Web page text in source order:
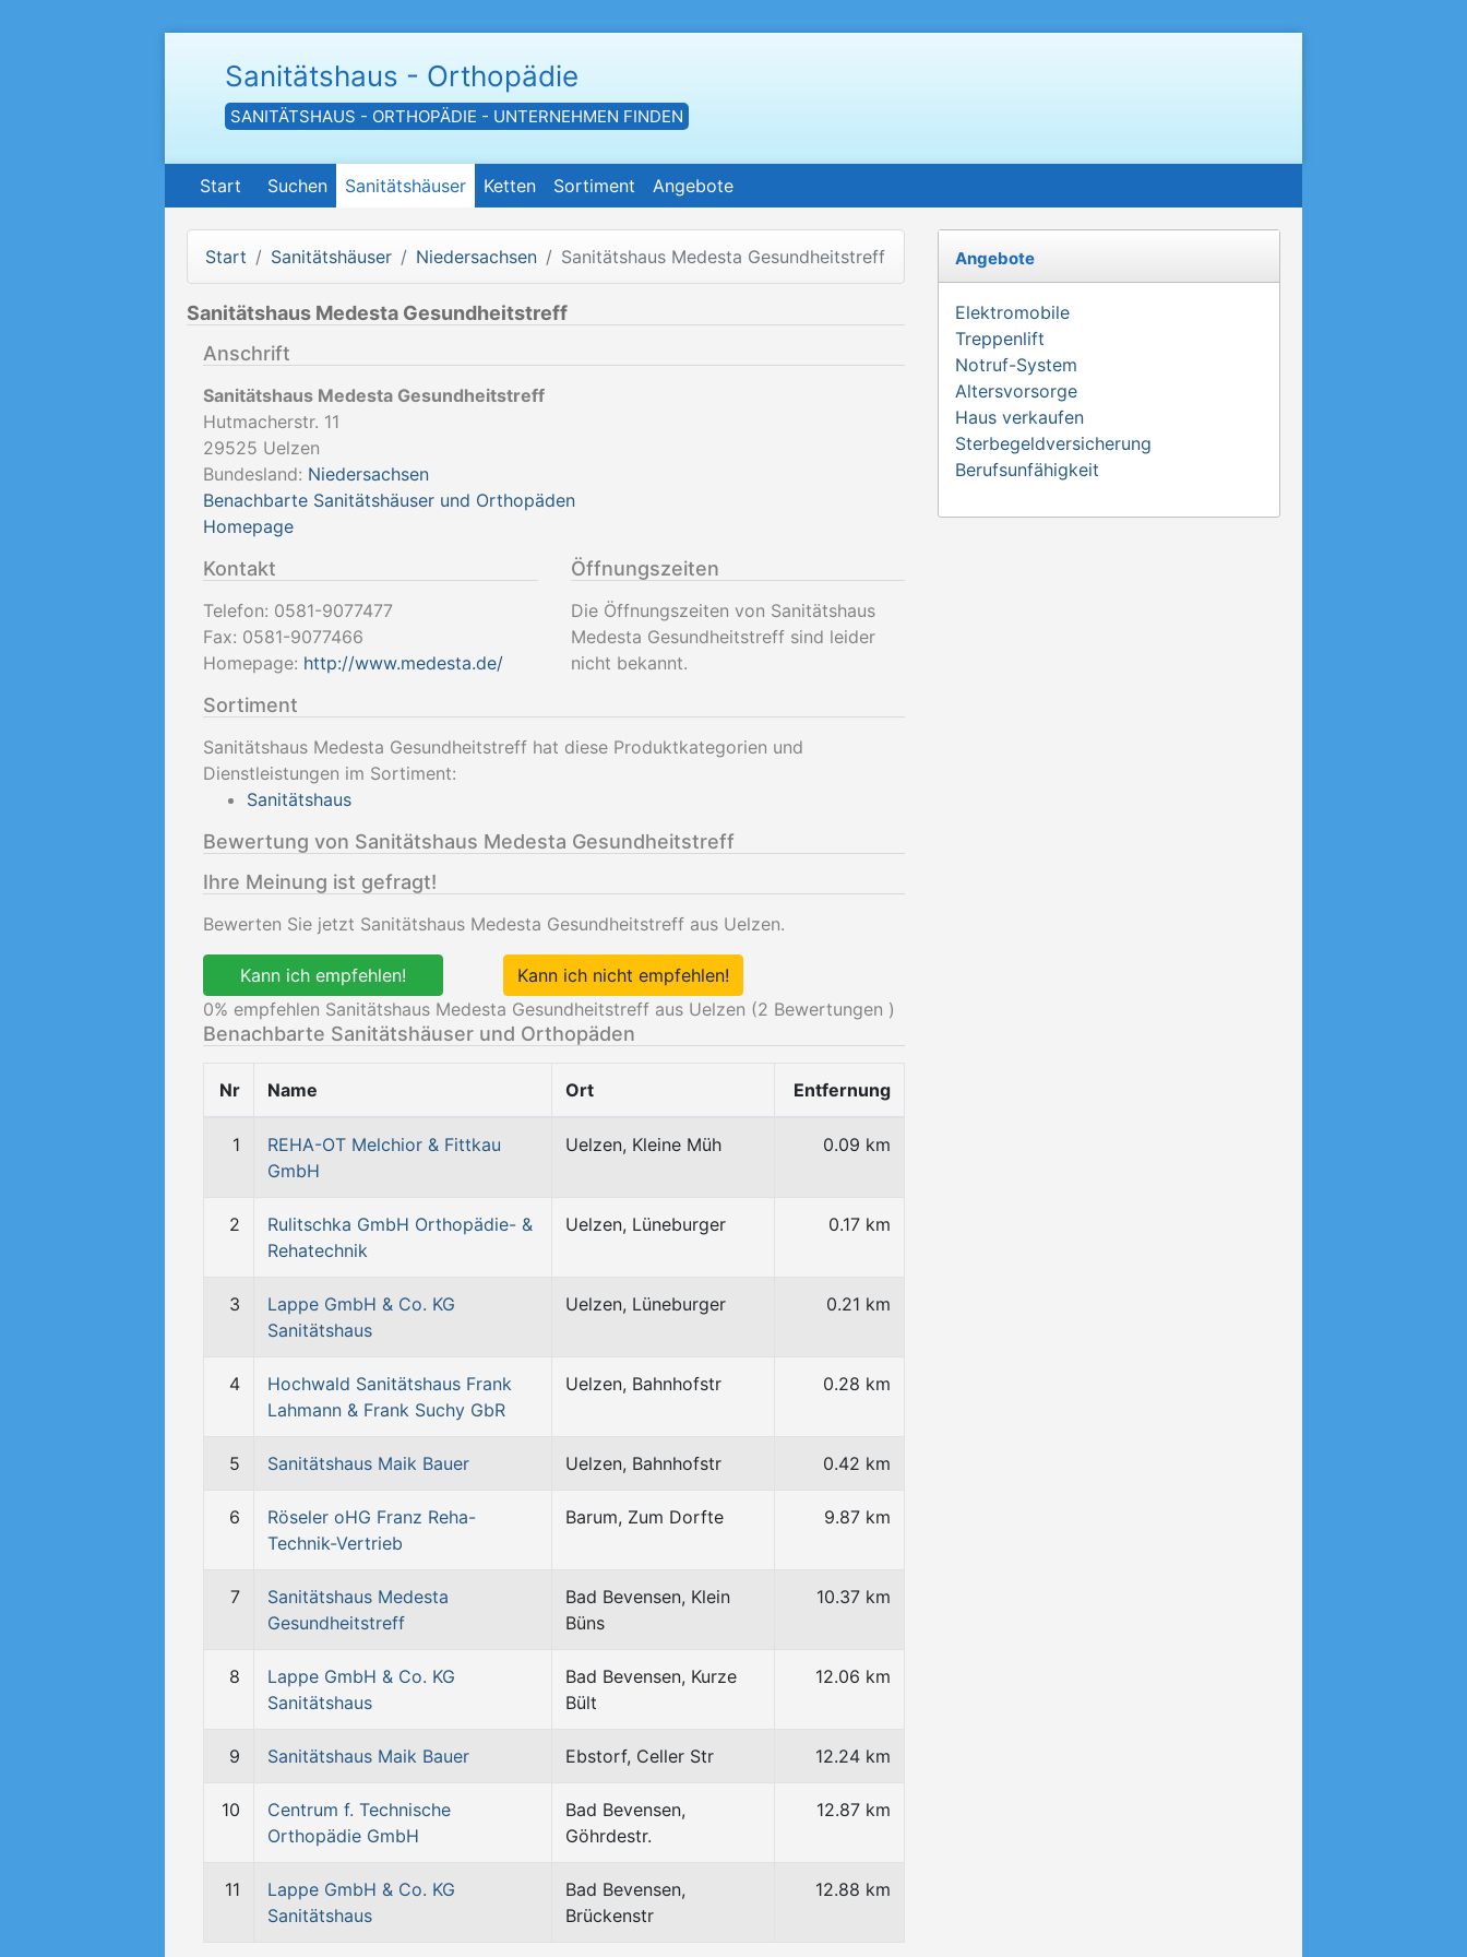
Sanitätshaus - Orthopädie
SANITÄTSHAUS - ORTHOPÄDIE - UNTERNEHMEN FINDEN
Start Suchen Sanitätshäuser Ketten Sortiment Angebote
Start Sanitätshäuser Niedersachsen Sanitätshaus Medesta Gesundheitstreff
Sanitätshaus Medesta Gesundheitstreff
Anschrift
Sanitätshaus Medesta Gesundheitstreff
Hutmacherstr. 11
29525 Uelzen
Bundesland: Niedersachsen
Benachbarte Sanitätshäuser und Orthopäden
Homepage
Kontakt
Telefon: 0581-9077477
Fax: 0581-9077466
Homepage: http://www.medesta.de/
Öffnungszeiten
Die Öffnungszeiten von Sanitätshaus
Medesta Gesundheitstreff sind leider
nicht bekannt.
Sortiment
Sanitätshaus Medesta Gesundheitstreff hat diese Produktkategorien und
Dienstleistungen im Sortiment:
Sanitätshaus
Bewertung von Sanitätshaus Medesta Gesundheitstreff
Ihre Meinung ist gefragt!
Bewerten Sie jetzt Sanitätshaus Medesta Gesundheitstreff aus Uelzen.
Kann ich empfehlen!
Kann ich nicht empfehlen!
0% empfehlen Sanitätshaus Medesta Gesundheitstreff aus Uelzen (2 Bewertungen )
Benachbarte Sanitätshäuser und Orthopäden
Nr Name Ort Entfernung
1
REHA-OT Melchior & Fittkau
GmbH
Uelzen, Kleine Müh 0.09 km
2
Rulitschka GmbH Orthopädie- &
Rehatechnik
Uelzen, Lüneburger 0.17 km
3
Lappe GmbH & Co. KG
Sanitätshaus
Uelzen, Lüneburger 0.21 km
4
Hochwald Sanitätshaus Frank
Lahmann & Frank Suchy GbR
Uelzen, Bahnhofstr 0.28 km
5 Sanitätshaus Maik Bauer Uelzen, Bahnhofstr 0.42 km
6
Röseler oHG Franz Reha-
Technik-Vertrieb
Barum, Zum Dorfte 9.87 km
7
Sanitätshaus Medesta
Gesundheitstreff
Bad Bevensen, Klein
Büns
10.37 km
8
Lappe GmbH & Co. KG
Sanitätshaus
Bad Bevensen, Kurze
Bült
12.06 km
9 Sanitätshaus Maik Bauer Ebstorf, Celler Str 12.24 km
10
Centrum f. Technische
Orthopädie GmbH
Bad Bevensen,
Göhrdestr.
12.87 km
11
Lappe GmbH & Co. KG
Sanitätshaus
Bad Bevensen,
Brückenstr
12.88 km
Angebote
Elektromobile
Treppenlift
Notruf-System
Altersvorsorge
Haus verkaufen
Sterbegeldversicherung
Berufsunfähigkeit